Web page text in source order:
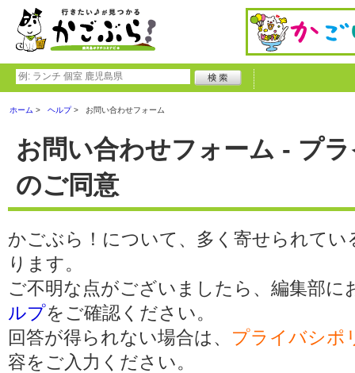
ホーム ヘルプ お問い合わせフォーム
お問い合わせフォーム - プ
のご同意
かごぶら！について、多く寄せられてい
ります。
ご不明な点がございましたら、編集部
ルプをご確認ください。
回答が得られない場合は、 プライバシポ
容をご入力ください。